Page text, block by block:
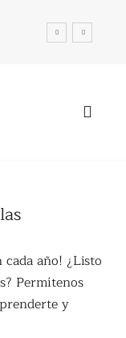
año! ¿Listo
Permítenos
y